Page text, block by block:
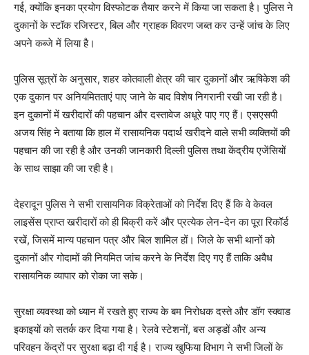
गई, क्योंकि इनका प्रयोग विस्फोटक तैयार करने में किया जा सकता है। पुलिस ने
दुकानों के स्टॉक रजिस्टर, बिल और ग्राहक विवरण जब्त कर उन्हें जांच के लिए
अपने कब्जे में लिया है।
पुलिस सूत्रों के अनुसार, शहर कोतवाली क्षेत्र की चार दुकानों और ऋषिकेश की
एक दुकान पर अनियमितताएं पाए जाने के बाद विशेष निगरानी रखी जा रही है।
इन दुकानों में खरीदारों की पहचान और दस्तावेज अधूरे पाए गए हैं। एसएसपी
अजय सिंह ने बताया कि हाल में रासायनिक पदार्थ खरीदने वाले सभी व्यक्तियों की
पहचान की जा रही है और उनकी जानकारी दिल्ली पुलिस तथा केंद्रीय एजेंसियों
के साथ साझा की जा रही है।
देहरादून पुलिस ने सभी रासायनिक विक्रेताओं को निर्देश दिए हैं कि वे केवल
लाइसेंस प्राप्त खरीदारों को ही बिक्री करें और प्रत्येक लेन-देन का पूरा रिकॉर्ड
रखें, जिसमें मान्य पहचान पत्र और बिल शामिल हों। जिले के सभी थानों को
दुकानों और गोदामों की नियमित जांच करने के निर्देश दिए गए हैं ताकि अवैध
रासायनिक व्यापार को रोका जा सके।
सुरक्षा व्यवस्था को ध्यान में रखते हुए राज्य के बम निरोधक दस्ते और डॉग स्क्वाड
इकाइयों को सतर्क कर दिया गया है। रेलवे स्टेशनों, बस अड्डों और अन्य
परिवहन केंद्रों पर सुरक्षा बढ़ा दी गई है। राज्य खुफिया विभाग ने सभी जिलों के